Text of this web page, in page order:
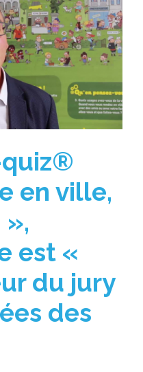
quiz®
en ville,
»,
est «
du jury
des